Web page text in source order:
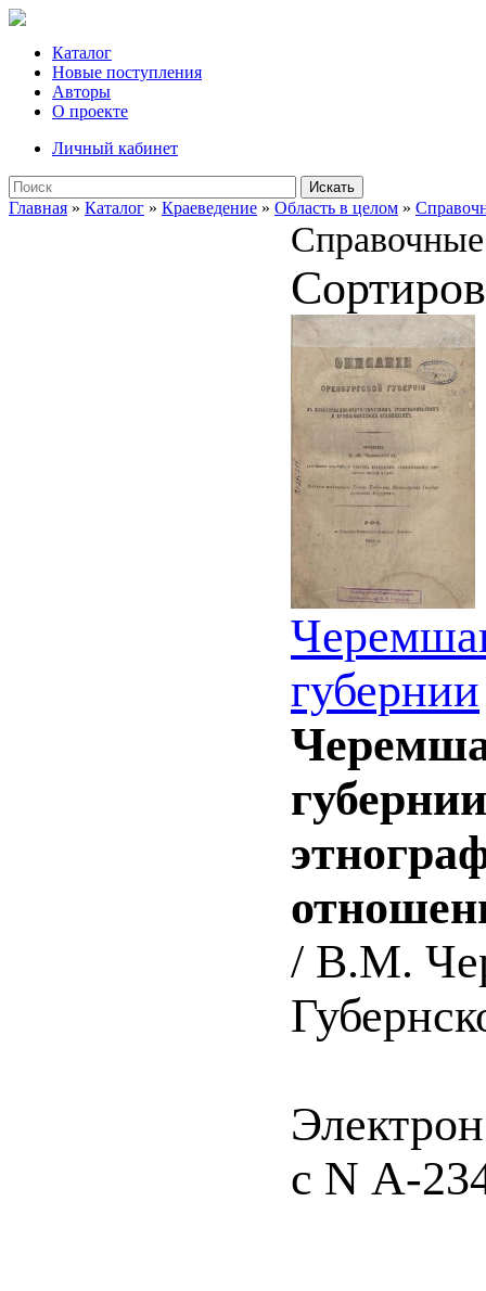
Каталог
Новые поступления
Авторы
О проекте
Личный кабинет
Искать
Главная » Каталог » Краеведение » Область в целом »
губернии
/ В.М.
с N А-